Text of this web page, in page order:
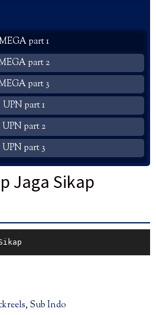
part 1
part 2
part 3
UPN part 1
UPN part 2
UPN part 3
Jaga Sikap
, Sub Indo